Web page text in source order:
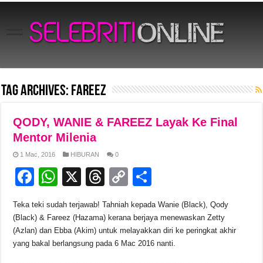
Tag Archives: Fareez
QODY, WANIE & FAREEZ Layak Ke Final
Mentor Milenia
1 Mac, 2016 HIBURAN 0
F
c
e
b
W
at
s
A
X
T
e
a
d
C
p
y
Li
ar
e
Teka teki sudah terjawab! Tahniah kepada Wanie (Black), Qody
(Black) & Fareez (Hazama) kerana berjaya menewaskan Zetty
(Azlan) dan Ebba (Akim) untuk melayakkan diri ke peringkat akhir
yang bakal berlangsung pada 6 Mac 2016 nanti.